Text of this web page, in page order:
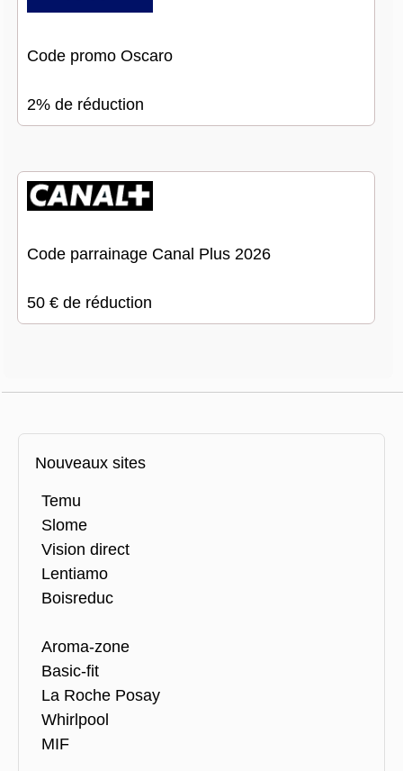
Code promo Oscaro
2% de réduction
Code parrainage Canal Plus 2026
50 € de réduction
Nouveaux sites
Temu
Slome
Vision direct
Lentiamo
Boisreduc
Aroma-zone
Basic-fit
La Roche Posay
Whirlpool
MIF